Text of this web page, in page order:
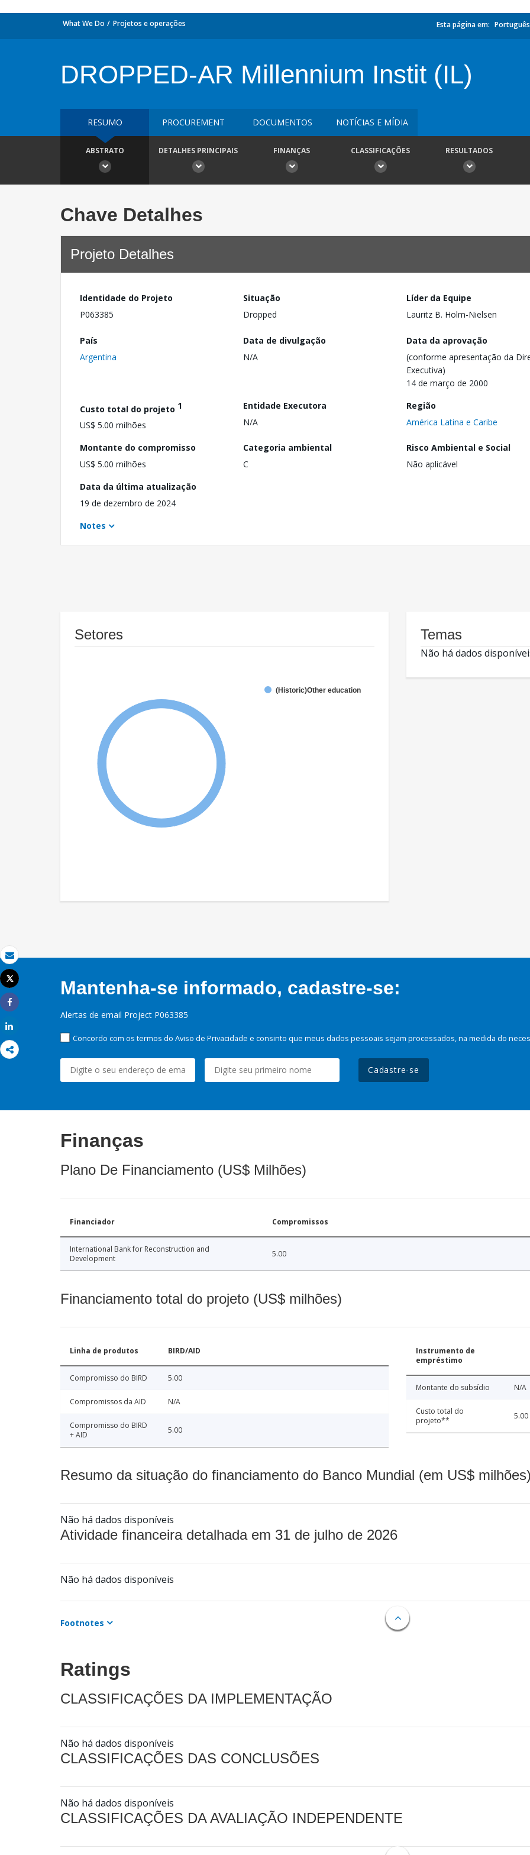
Email
Imprimir
Tweet
Share
What We Do Projetos e operações Esta página em: Português
DROPPED-AR Millennium Instit (IL)
RESUMO PROCUREMENT DOCUMENTOS NOTÍCIAS E MÍDIA
ABSTRATO DETALHES PRINCIPAIS FINANÇAS CLASSIFICAÇÕES RESULTADOS
Chave Detalhes
Projeto Detalhes
Identidade do Projeto
P063385
Situação
Dropped
Líder da Equipe
Lauritz B. Holm-Nielsen
País
Argentina
Data de divulgação
N/A
Data da aprovação
(conforme apresentação da
Executiva)
14 de março de 2000
Custo total do projeto 1
US$ 5.00 milhões
Entidade Executora
N/A
Região
América Latina e Caribe
Montante do compromisso
US$ 5.00 milhões
Categoria ambiental
C
Risco Ambiental e Social
Não aplicável
Data da última atualização
19 de dezembro de 2024
Notes
Setores
(Historic)Other education
Temas
Não há dados
Mantenha-se informado, cadastre-se:
Alertas de email Project P063385
Concordo com os termos do Aviso de Privacidade e consinto que meus dados pessoais sejam processados, na medida do
Cadastre-se
Finanças
Plano De Financiamento (US$ Milhões)
Financiador Compromissos
International Bank for Reconstruction and
Development
5.00
Financiamento total do projeto (US$ milhões)
Linha de produtos BIRD/AID
Compromisso do BIRD 5.00
Compromissos da AID N/A
Compromisso do BIRD
+ AID
5.00
Instrumento de
empréstimo
Montante do subsídio N/A
Custo total do
projeto**
5.00
Resumo da situação do financiamento do Banco Mundial (em US$
Não há dados disponíveis
Atividade financeira detalhada em 31 de julho de 2026
Não há dados disponíveis
Footnotes
Ratings
CLASSIFICAÇÕES DA IMPLEMENTAÇÃO
Não há dados disponíveis
CLASSIFICAÇÕES DAS CONCLUSÕES
Não há dados disponíveis
CLASSIFICAÇÕES DA AVALIAÇÃO INDEPENDENTE